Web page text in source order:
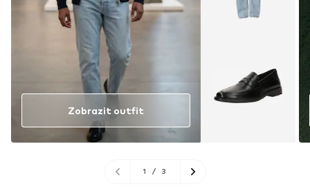
Zobrazit outfit
1 / 3